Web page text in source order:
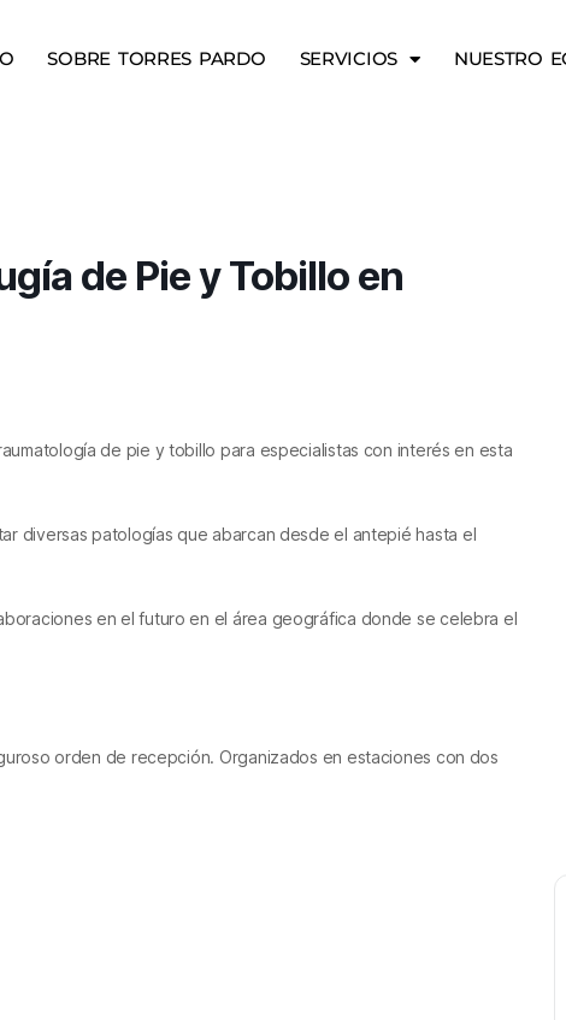
SOBRE TORRES PARDO SERVICIOS NUESTRO
de Pie y Tobillo en
de pie y tobillo para especialistas con interés en esta
diversas patologías que abarcan desde el antepié hasta el
en el futuro en el área geográfica donde se celebra el
orden de recepción. Organizados en estaciones con dos